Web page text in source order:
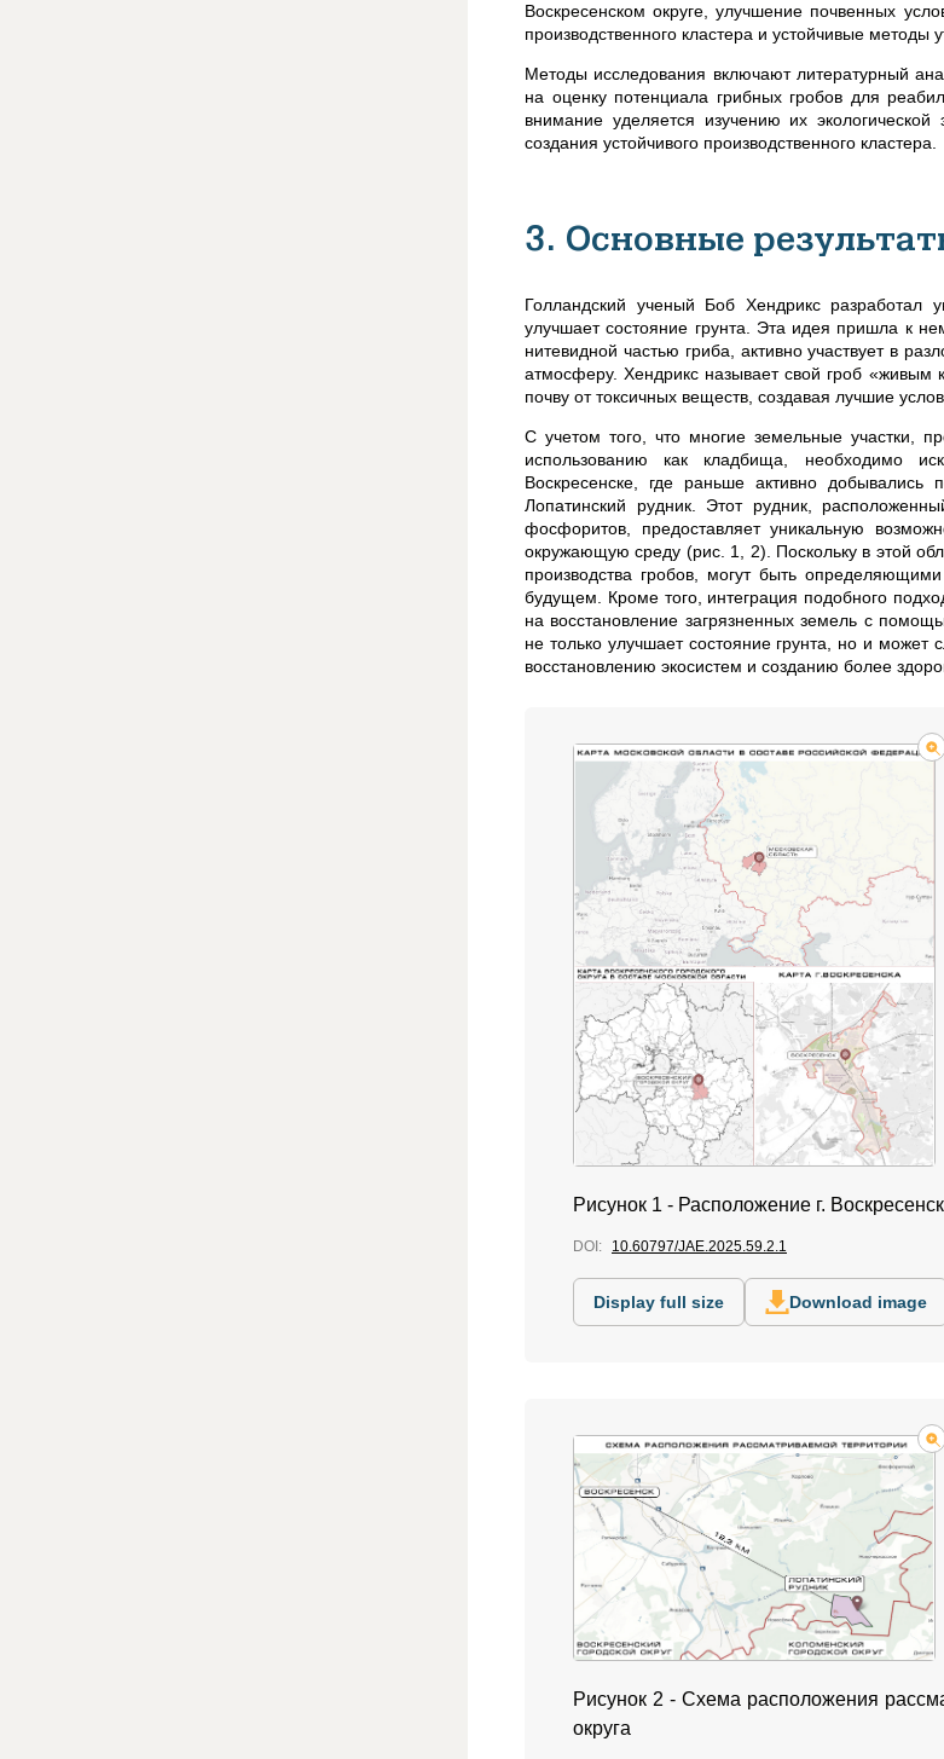
Воскресенском округе, улучшение почвенных
производственного кластера и устойчивые методы
Методы исследования включают литературный
на оценку потенциала грибных гробов для
внимание уделяется изучению их
создания устойчивого производственного кластера.
3. Основные
Голландский ученый Боб Хендрикс разработал
улучшает состояние грунта. Эта идея пришла к
нитевидной частью гриба, активно участвует в
атмосферу. Хендрикс называет свой гроб «живым
почву от токсичных веществ, создавая лучшие
С учетом того, что многие земельные участки,
использованию как кладбища, необходимо
Воскресенске, где раньше активно добывались
Лопатинский рудник. Этот рудник,
фосфоритов, предоставляет уникальную
окружающую среду (рис. 1, 2). Поскольку в этой
производства гробов, могут быть
будущем. Кроме того, интеграция подобного
на восстановление загрязненных земель с
не только улучшает состояние грунта, но и
восстановлению экосистем и созданию более
Рисунок 1 - Расположение г.
DOI: 10.60797/JAE.2025.59.2.1
Display full size Download image
Рисунок 2 - Схема расположения
округа